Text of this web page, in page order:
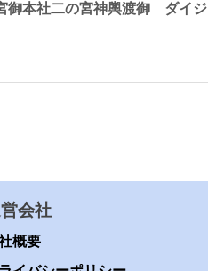
御本社二の宮神輿渡御 ダイジ
会社
概要